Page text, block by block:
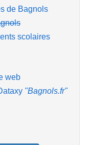
de Bagnols
scolaires
web
"Bagnols.fr"